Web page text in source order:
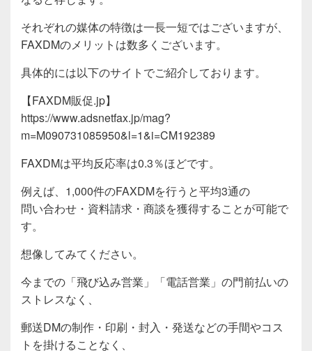
それぞれの媒体の特徴は一長一短ではございますが、
FAXDMのメリットは数多くございます。
具体的には以下のサイトでご紹介しております。
【FAXDM販促.jp】
https://www.adsnetfax.jp/mag?
m=M090731085950&l=1&i=CM192389
FAXDMは平均反応率は0.3％ほどです。
例えば、1,000件のFAXDMを行うと平均3通の
問い合わせ・資料請求・商談を獲得することが可能で
す。
想像してみてください。
今までの「飛び込み営業」「電話営業」の門前払いの
ストレスなく、
郵送DMの制作・印刷・封入・発送などの手間やコス
トを掛けることなく、